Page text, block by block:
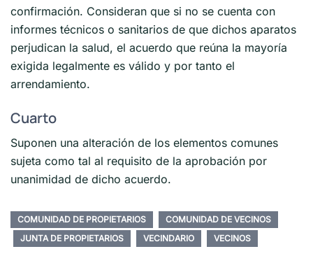
confirmación. Consideran que si no se cuenta con
informes técnicos o sanitarios de que dichos aparatos
perjudican la salud, el acuerdo que reúna la mayoría
exigida legalmente es válido y por tanto el
arrendamiento.
Cuarto
Suponen una alteración de los elementos comunes
sujeta como tal al requisito de la aprobación por
unanimidad de dicho acuerdo.
COMUNIDAD DE PROPIETARIOS
COMUNIDAD DE VECINOS
JUNTA DE PROPIETARIOS
VECINDARIO VECINOS